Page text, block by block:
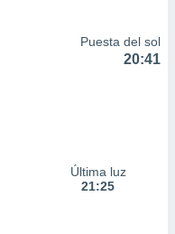
Puesta del sol
20:41
Última luz
21:25